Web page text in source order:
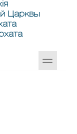
Царквы